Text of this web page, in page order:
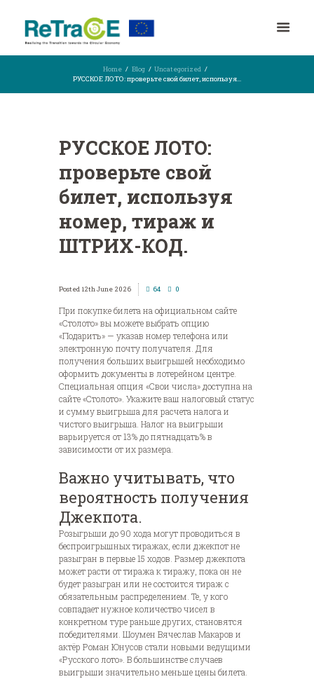
Home Blog
Uncategorized
РУССКОЕ ЛОТО: проверьте свой билет, используя...
РУССКОЕ ЛОТО:
проверьте свой
билет, используя
номер, тираж и
ШТРИХ-КОД.
12th June 2026 64 0
При покупке билета на официальном сайте
«Столото» вы можете выбрать опцию
«Подарить» — указав номер телефона или
электронную почту получателя. Для
получения больших выигрышей необходимо
оформить документы в лотерейном центре.
Специальная опция «Свои числа» доступна на
сайте «Столото». Укажите ваш налоговый статус
и сумму выигрыша для расчета налога и
чистого выигрыша. Налог на выигрыши
варьируется от 13% до пятнадцать% в
зависимости от их размера.
Важно учитывать, что
вероятность получения
Джекпота.
Розыгрыши до 90 хода могут проводиться в
беспроигрышных тиражах, если джекпот не
разыгран в первые 15 ходов. Размер джекпота
может расти от тиража к тиражу, пока он не
будет разыгран или не состоится тираж с
обязательным распределением. Те, у кого
совпадает нужное количество чисел в
конкретном туре раньше других, становятся
победителями. Шоумен Вячеслав Макаров и
актёр Роман Юнусов стали новыми ведущими
«Русского лото». В большинстве случаев
выигрыши значительно меньше цены билета.